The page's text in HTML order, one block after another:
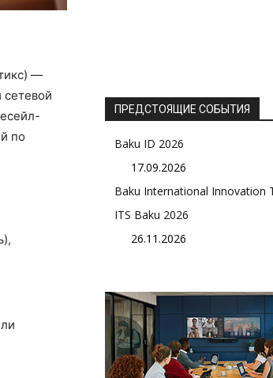
—
по
ПРЕДСТОЯЩИЕ СОБЫТИЯ
Baku ID 2026
17.09.2026
Baku International Innovation
ITS Baku 2026
26.11.2026